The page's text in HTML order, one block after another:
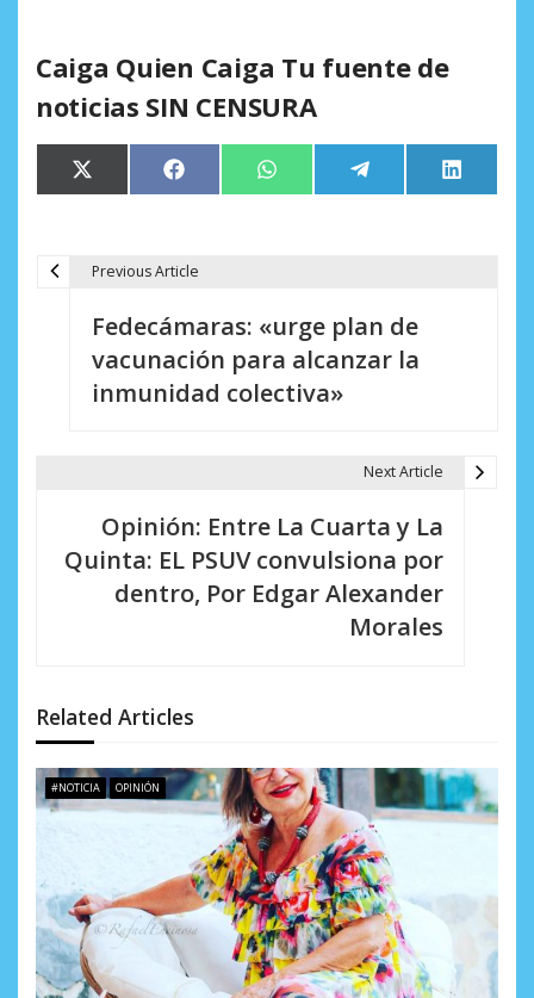
Caiga Quien Caiga Tu fuente de
noticias SIN CENSURA
Compartir
en
X
(Twitter)
Compartir
en
Facebook Compartir
en
WhatsApp Compartir
en
Telegram
en
LinkedIn
d
e
e
t
r
a
Previous Article
Fedecámaras: «urge plan de
vacunación para alcanzar la
inmunidad colectiva»
Next Article
Opinión: Entre La Cuarta y La
Quinta: EL PSUV convulsiona por
dentro, Por Edgar Alexander
Morales
Related Articles
#NOTICIA OPINIÓN